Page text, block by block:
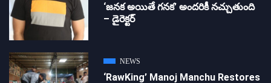
‘జ‌న‌క అయితే గ‌న‌క‌’ అందరికీ నచ్చుతుంది
– డైరెక్ట‌ర్
NEWS
‘RawKing’ Manoj Manchu Restores